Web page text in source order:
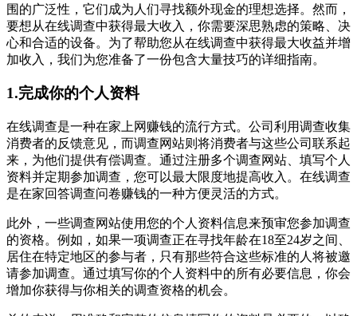
围的广泛性，它们成为人们寻找额外现金的理想选择。然而，
要想从在线调查中获得最大收入，你需要深思熟虑的策略、决
心和合适的设备。为了帮助您从在线调查中获得最大收益并增
加收入，我们为您准备了一份包含大量技巧的详细指南。
1.完成你的个人资料
在线调查是一种在家上网赚钱的流行方式。公司利用调查收集
消费者的反馈意见，而调查网站则将消费者与这些公司联系起
来，为他们提供有偿调查。通过注册多个调查网站、填写个人
资料并定期参加调查，您可以最大限度地提高收入。在线调查
是在家回答调查问卷赚钱的一种方便灵活的方式。
此外，一些调查网站使用您的个人资料信息来预审您参加调查
的资格。例如，如果一项调查正在寻找年龄在18至24岁之间、
居住在特定地区的参与者，只有那些符合这些标准的人将被邀
请参加调查。通过填写你的个人资料中的所有必要信息，你会
增加你获得与你相关的调查资格的机会。